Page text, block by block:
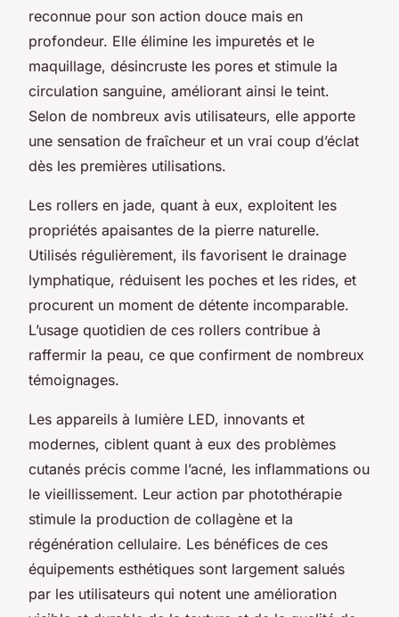
reconnue pour son action douce mais en
profondeur. Elle élimine les impuretés et le
maquillage, désincruste les pores et stimule la
circulation sanguine, améliorant ainsi le teint.
Selon de nombreux avis utilisateurs, elle apporte
une sensation de fraîcheur et un vrai coup d’éclat
dès les premières utilisations.
Les rollers en jade, quant à eux, exploitent les
propriétés apaisantes de la pierre naturelle.
Utilisés régulièrement, ils favorisent le drainage
lymphatique, réduisent les poches et les rides, et
procurent un moment de détente incomparable.
L’usage quotidien de ces rollers contribue à
raffermir la peau, ce que confirment de nombreux
témoignages.
Les appareils à lumière LED, innovants et
modernes, ciblent quant à eux des problèmes
cutanés précis comme l’acné, les inflammations ou
le vieillissement. Leur action par photothérapie
stimule la production de collagène et la
régénération cellulaire. Les bénéfices de ces
équipements esthétiques sont largement salués
par les utilisateurs qui notent une amélioration